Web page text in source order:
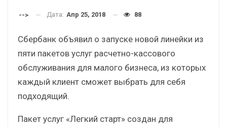
--> Дата: Апр 25, 2018 88
Сбербанк объявил о запуске новой линейки из
пяти пакетов услуг расчетно-кассового
обслуживания для малого бизнеса, из которых
каждый клиент сможет выбрать для себя
подходящий.
Пакет услуг «Легкий старт» создан для